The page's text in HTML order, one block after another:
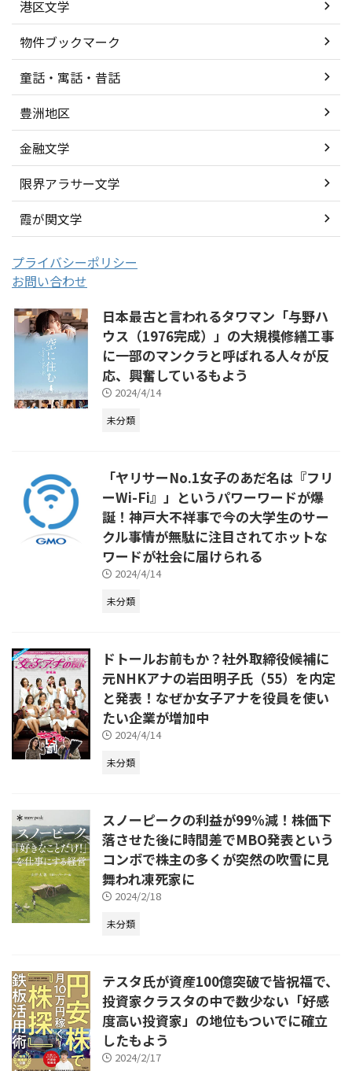
港区文学
物件ブックマーク
童話・寓話・昔話
豊洲地区
金融文学
限界アラサー文学
霞が関文学
プライバシーポリシー
お問い合わせ
日本最古と言われるタワマン「与野ハ
ウス（1976完成）」の大規模修繕工事
に一部のマンクラと呼ばれる人々が反
応、興奮しているもよう
2024/4/14
未分類
「ヤリサーNo.1女子のあだ名は『フリ
ーWi-Fi』」というパワーワードが爆
誕！神戸大不祥事で今の大学生のサー
クル事情が無駄に注目されてホットな
ワードが社会に届けられる
2024/4/14
未分類
ドトールお前もか？社外取締役候補に
元NHKアナの岩田明子氏（55）を内定
と発表！なぜか女子アナを役員を使い
たい企業が増加中
2024/4/14
未分類
スノーピークの利益が99%減！株価下
落させた後に時間差でMBO発表という
コンボで株主の多くが突然の吹雪に見
舞われ凍死家に
2024/2/18
未分類
テスタ氏が資産100億突破で皆祝福で、
投資家クラスタの中で数少ない「好感
度高い投資家」の地位もついでに確立
したもよう
2024/2/17